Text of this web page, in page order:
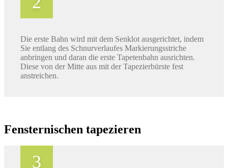
Die erste Bahn wird mit dem Senklot ausgerichtet, indem
Sie entlang des Schnurverlaufes Markierungsstriche
anbringen und daran die erste Tapetenbahn ausrichten.
Diese von der Mitte aus mit der Tapezierbürste fest
anstreichen.
Fensternischen tapezieren